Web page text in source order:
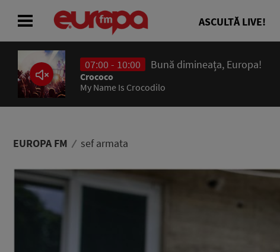
ASCULTĂ LIVE!
07:00 - 10:00 Bună dimineața, Europa!
Crococo
My Name Is Crocodilo
EUROPA FM sef armata
ACASĂ
ȘTIRI
PODCAST